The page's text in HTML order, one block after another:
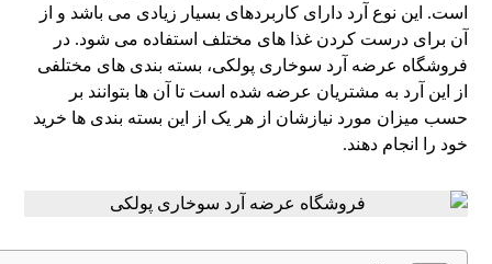
است. این نوع آرد دارای کاربردهای بسیار زیادی می باشد و از
آن برای درست کردن غذا های مختلف استفاده می ‌شود. در
فروشگاه عرضه آرد سوخاری پولکی، بسته بندی های مختلفی
از این آرد به مشتریان عرضه شده است تا آن ها بتوانند بر
حسب میزان مورد نیازشان از هر یک از این بسته بندی ها خرید
خود را انجام دهند.